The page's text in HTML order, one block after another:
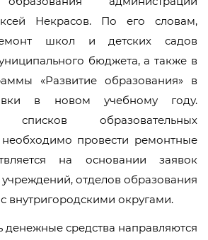
Некрасов. По его словам,
школ и детских садов
бюджета, а также в
«Развитие образования» в
в новом учебному году.
списков образовательных
провести ремонтные
на основании заявок
отделов образования
внутригородскими округами.
денежные средства направляются